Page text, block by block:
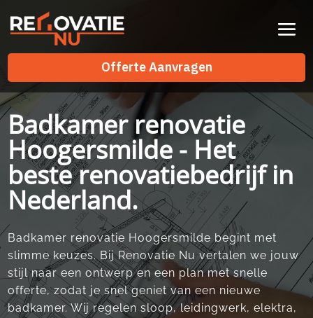
Offerte Aanvragen
Offerte Aanvragen
Badkamer renovatie
Hoogersmilde - Het
beste renovatiebedrijf in
Nederland.
Badkamer renovatie Hoogersmilde begint met
slimme keuzes. Bij Renovatie Nu vertalen we jouw
stijl naar een ontwerp en een plan met snelle
offerte, zodat je snel geniet van een nieuwe
badkamer. Wij regelen sloop, leidingwerk, elektra,